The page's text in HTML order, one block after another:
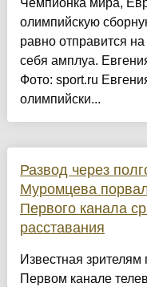
Чемпионка мира,
олимпийскую
равно отправится
себя амплуа.
Фото: sport.ru
олимпийски...
Развод через
Муромцева
Первого канала
расставания
Известная
Первом канале